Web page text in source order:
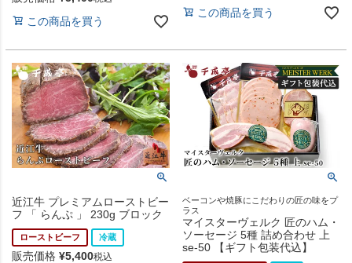
この商品を買う
この商品を買う
近江牛 プレミアムローストビー
フ 「 らんぷ 」 230g ブロック
ローストビーフ 冷蔵
販売価格 ¥5,400税込
ベーコンや焼豚にこだわりの匠の味をプ
ラス
マイスターヴェルク 匠のハム・
ソーセージ 5種 詰め合わせ 上
se-50 【ギフト包装代込】